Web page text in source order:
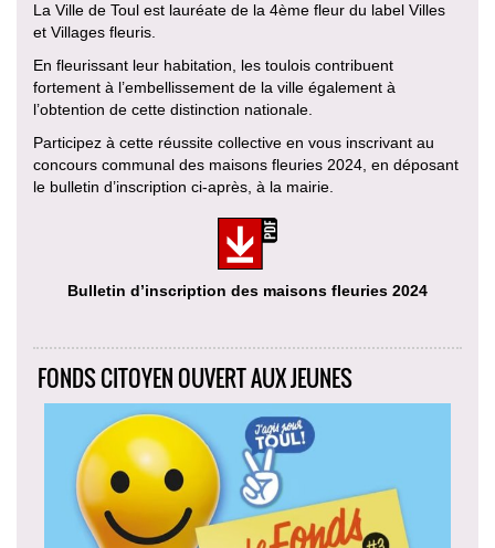
La Ville de Toul est lauréate de la 4ème fleur du label Villes
et Villages fleuris.
En fleurissant leur habitation, les toulois contribuent
fortement à l’embellissement de la ville également à
l’obtention de cette distinction nationale.
Participez à cette réussite collective en vous inscrivant au
concours communal des maisons fleuries 2024, en déposant
le bulletin d’inscription ci-après, à la mairie.
Bulletin d’inscription des maisons fleuries 2024
FONDS CITOYEN OUVERT AUX JEUNES